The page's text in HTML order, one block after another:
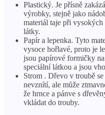
Plastický. Je přísně
výrobky, stejně jako
materiál taje při
látky.
Papír a lepenka. Tyto
vysoce hořlavé, proto je
jsou papírové formičky
speciální látkou a jsou
Strom . Dřevo v troubě
nevznítí, ale může
že hrnce a pánve s
vkládat do trouby.